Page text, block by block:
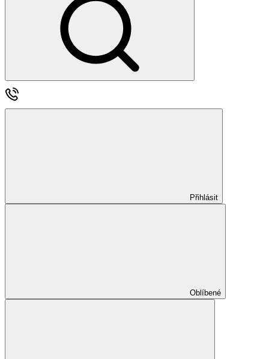
Přihlásit
Oblíbené